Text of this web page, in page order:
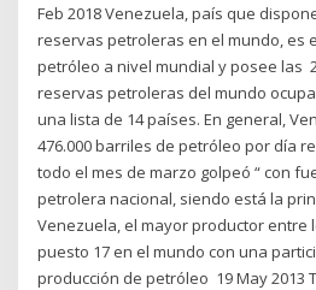
Feb 2018 Venezuela, país que
reservas petroleras en el mundo, es
petróleo a nivel mundial y posee las
reservas petroleras del mundo
una lista de 14 países. En general,
476.000 barriles de petróleo por día
todo el mes de marzo golpeó “ con
petrolera nacional, siendo está la
Venezuela, el mayor productor entre
puesto 17 en el mundo con una
producción de petróleo 19 May 2013